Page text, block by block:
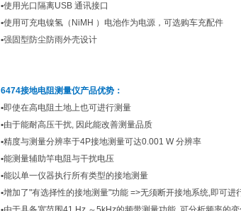
•使用光口隔离USB 通讯接口
•使用可充电镍氢（NiMH ）电池作为电源，可选购车充配件
•强固型防尘防雨外壳设计
6474接地电阻测量仪产品优势：
•即使在高电阻土地上也可进行测量
•由于能耐高压干扰, 因此能改善测量品质
•精度与测量分辨率于4P接地测量可达0.001 W 分辨率
•能测量辅助竿电阻与干扰电压
•能以单一仪器执行所有类型的接地测量
•增加了"有选择性的接地测量"功能 =>无须断开接地系统,即可进